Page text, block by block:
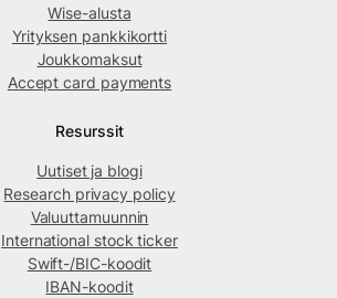
Wise-alusta
Yrityksen pankkikortti
Joukkomaksut
Accept card payments
Resurssit
Uutiset ja blogi
Research privacy policy
Valuuttamuunnin
International stock ticker
Swift-/BIC-koodit
IBAN-koodit